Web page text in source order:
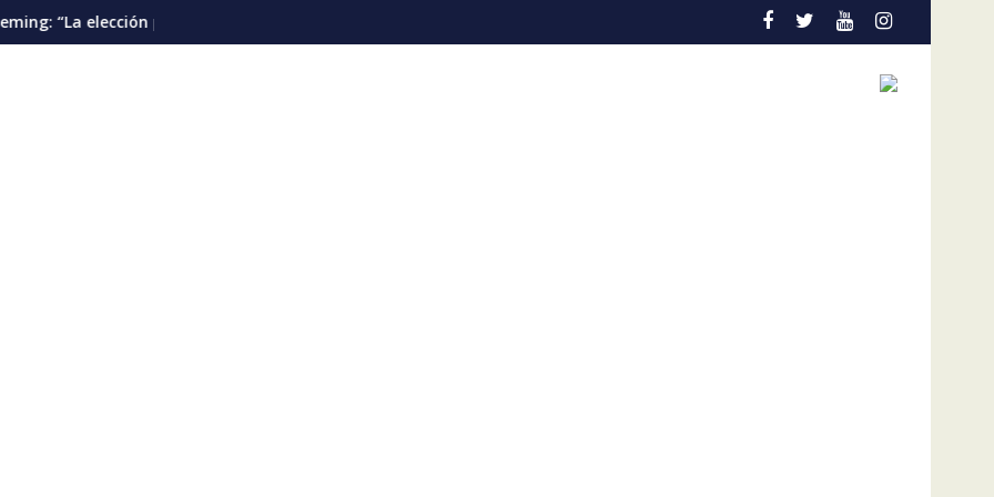
debería pautarse para diciembre de 2028”
Cáncer de pulmón en Venezuela: la detección temprana es la gran aliada para salvar vidas